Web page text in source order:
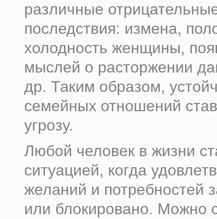
различные
последствия: измена,
холодность женщины,
мыслей о расторжении
др. Таким образом,
семейных отношений
угрозу.
Любой человек в жизни
ситуацией, когда
желаний и потребностей
или блокировано. Можно